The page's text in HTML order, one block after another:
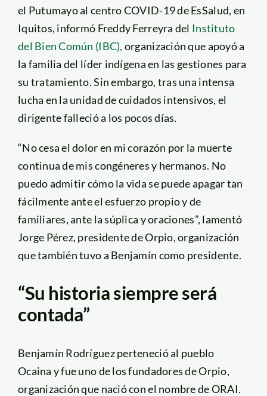
el Putumayo al centro COVID-19 de EsSalud, en
Iquitos, informó Freddy Ferreyra del Instituto
del Bien Común (IBC), organización que apoyó a
la familia del líder indígena en las gestiones para
su tratamiento. Sin embargo, tras una intensa
lucha en la unidad de cuidados intensivos, el
dirigente falleció a los pocos días.
“No cesa el dolor en mi corazón por la muerte
continua de mis congéneres y hermanos. No
puedo admitir cómo la vida se puede apagar tan
fácilmente ante el esfuerzo propio y de
familiares, ante la súplica y oraciones”, lamentó
Jorge Pérez, presidente de Orpio, organización
que también tuvo a Benjamín como presidente.
“Su historia siempre será
contada”
Benjamín Rodríguez perteneció al pueblo
Ocaina y fue uno de los fundadores de Orpio,
organización que nació con el nombre de ORAI.